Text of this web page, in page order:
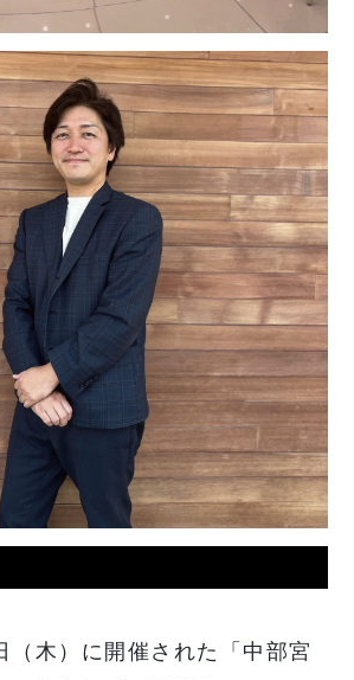
（木）に開催された「中部宮